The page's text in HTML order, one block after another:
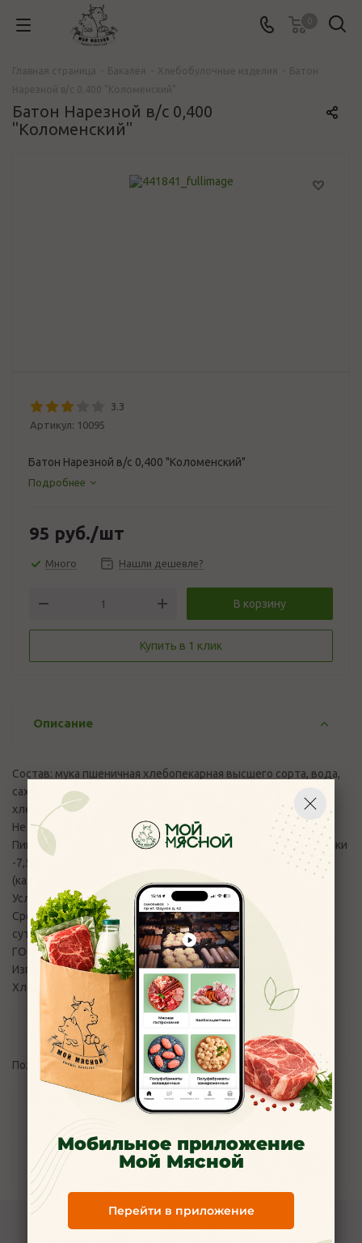
Батон Нарезной в/с 0,400
"Коломенский"
3.3
Артикул: 10095
Батон Нарезной в/с 0,400 "Коломенский"
Подробнее
95 руб./шт
Много Нашли дешевле?
В корзину
Купить в 1 клик
Описание
Состав: мука пшеничная хлебопекарная высшего сорта, вода,
сахар белый, масло подсолнечное, соль, дрожжи
хлебопекарные прессованные.
Не содержит ГМО
Пищевая ценность в 100 г продукта (средние значения): белки
-7,5 г; жиры-3,0г; углеводы- 51,0 г Энергетическая ценность
(калорийность) на 100 г продукта: 1110 кДж/260 ккал
Условия хранения: t до 25 С, влаж.возд. 85%
Срок годности: 8 суток. После вскрытия упаковки хранить 3
суток.
ГОСТ 27844-88
Изготовитель: ЗАО БКК Коломенский 115230,г. Москва,
Хлебозаводский проезд, д. 7
Отзывы
Пожалуйста,авторизуйтесь, чтобы оставить отзыв.
Наличие
Мобильное приложение
Мой Мясной
Перейти в приложение